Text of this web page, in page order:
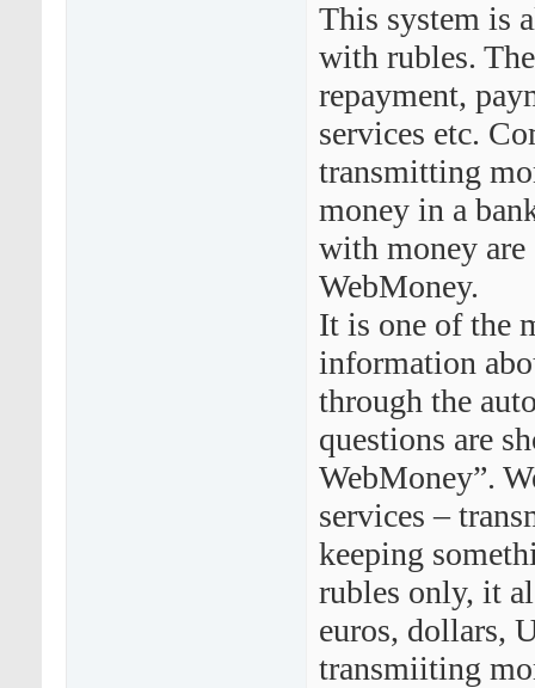
This system is
with rubles.
repayment,
services etc.
transmitting
money in a
with money are
WebMoney.
It is one of the
information
through the
questions are
WebMoney”.
services –
keeping
rubles only, it
euros, dollars,
transmiiting